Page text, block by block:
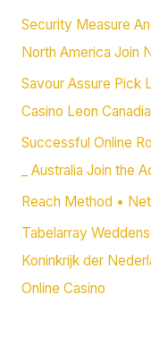
f
o
r
:
Security Measure
North America Join
Savour Assure Pick
Casino Leon
Successful Online
_ Australia Join the
Reach Method •
Tabelarray
Koninkrijk der
Online Casino